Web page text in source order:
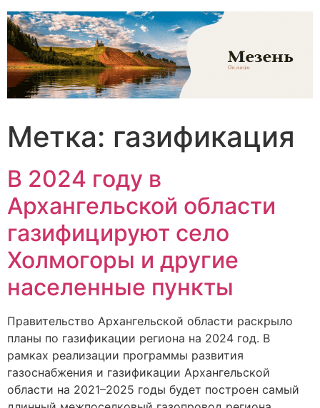
Перейти
содержимому
Метка: газификация
В 2024 году в
Архангельской области
газифицируют село
Холмогоры и другие
населенные пункты
Правительство Архангельской области раскрыло
планы по газификации региона на 2024 год. В
рамках реализации программы развития
газоснабжения и газификации Архангельской
области на 2021–2025 годы будет построен самый